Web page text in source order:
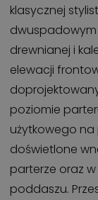
klasycznej
drewnianej i
elewacji
poziomie
użytkowego na
doświetlone
parterze oraz
poddaszu.